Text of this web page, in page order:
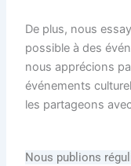
De plus, nous
possible à des
nous apprécions
événements
les partageons
Nous publions